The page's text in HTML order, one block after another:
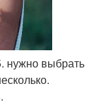
нужно выбрать